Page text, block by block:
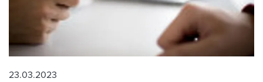
23.03.2023